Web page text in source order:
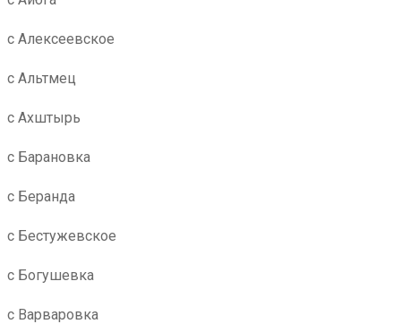
с Алексеевское
с Альтмец
с Ахштырь
с Барановка
с Беранда
с Бестужевское
с Богушевка
с Варваровка